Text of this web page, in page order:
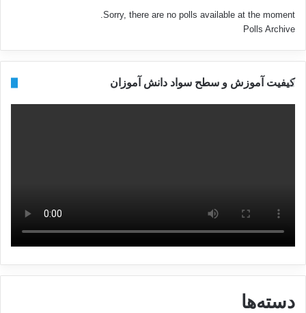
Sorry, there are no polls available at the moment.
Polls Archive
کیفیت آموزش و سطح سواد دانش آموزان
دسته‌ها